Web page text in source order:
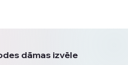
dāmas izvēle